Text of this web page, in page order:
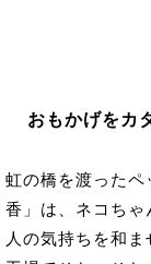
おもかげをカ
虹の橋を渡ったペ
香」は、ネコちゃ
人の気持ちを和